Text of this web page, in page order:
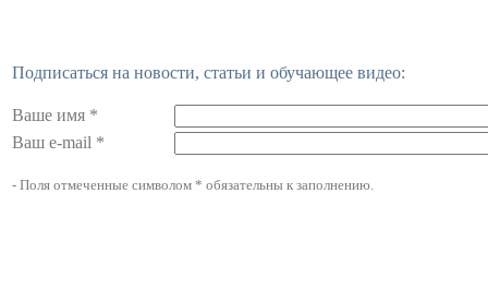
Подписаться на новости, статьи и обучающее видео:
Ваше имя *
Ваш e-mail *
- Поля отмеченные символом * обязательны к заполнению.